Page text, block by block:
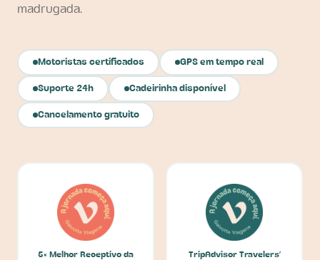
madrugada.
Motoristas certificados GPS em tempo real
Suporte 24h Cadeirinha disponível
Cancelamento gratuito
5× Melhor Receptivo da
TripAdvisor Travelers'